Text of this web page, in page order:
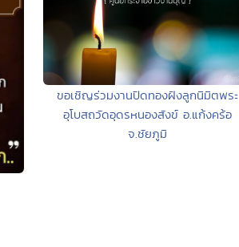
ขอเชิญร่วมงานปิดทองฝังลูกนิมิตพระ
อุโบสถวัดอุดรหนองสังข์ อ.แก้งคร้อ
จ.ชัยภูมิ